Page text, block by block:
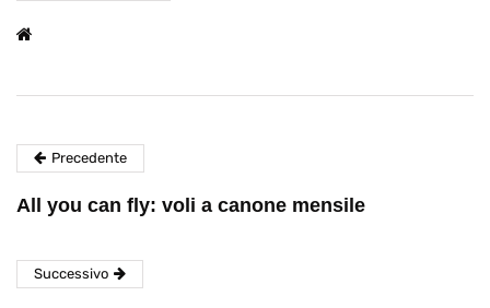
Precedente
All you can fly: voli a canone mensile
Successivo